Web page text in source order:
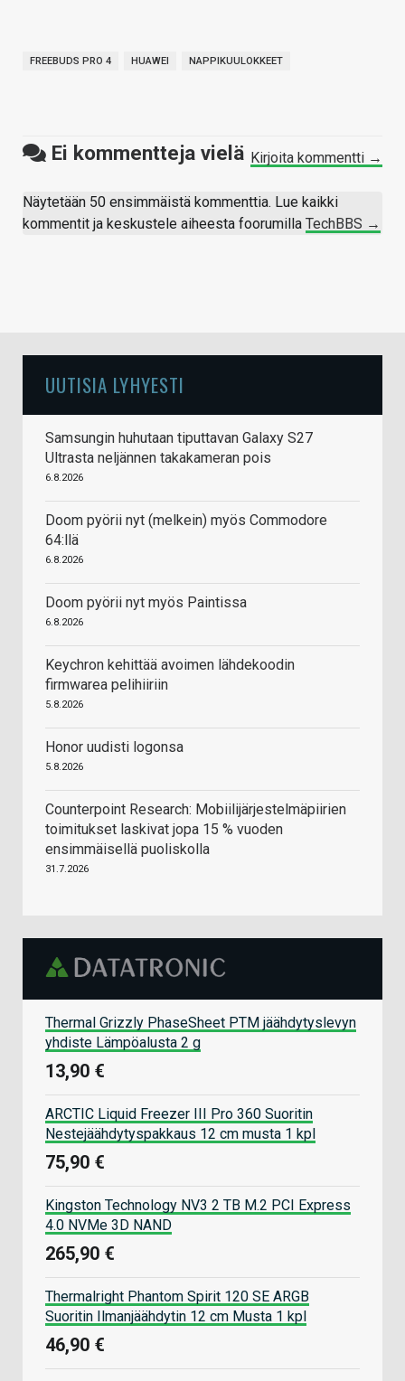
FREEBUDS PRO 4 HUAWEI NAPPIKUULOKKEET
Ei kommentteja vielä Kirjoita kommentti →
Näytetään 50 ensimmäistä kommenttia. Lue kaikki
kommentit ja keskustele aiheesta foorumilla TechBBS →
UUTISIA LYHYESTI
Samsungin huhutaan tiputtavan Galaxy S27
Ultrasta neljännen takakameran pois
6.8.2026
Doom pyörii nyt (melkein) myös Commodore
64:llä
6.8.2026
Doom pyörii nyt myös Paintissa
6.8.2026
Keychron kehittää avoimen lähdekoodin
firmwarea pelihiiriin
5.8.2026
Honor uudisti logonsa
5.8.2026
Counterpoint Research: Mobiilijärjestelmäpiirien
toimitukset laskivat jopa 15 % vuoden
ensimmäisellä puoliskolla
31.7.2026
Thermal Grizzly PhaseSheet PTM jäähdytyslevyn
yhdiste Lämpöalusta 2 g
13,90 €
ARCTIC Liquid Freezer III Pro 360 Suoritin
Nestejäähdytyspakkaus 12 cm musta 1 kpl
75,90 €
Kingston Technology NV3 2 TB M.2 PCI Express
4.0 NVMe 3D NAND
265,90 €
Thermalright Phantom Spirit 120 SE ARGB
Suoritin Ilmanjäähdytin 12 cm Musta 1 kpl
46,90 €